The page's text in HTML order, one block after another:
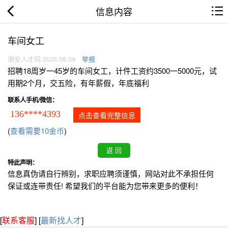
信息内容
车间女工
潮安人才网 2026.08.09 举报
招聘18周岁一45岁的车间女工，计件工资约3500一5000元，试
用期2个月，交五险，有年薪假，年底福利
联系人手机/微信：
136****4393 点击查看完整信息
(查看需要10金币)
特此声明：
信息真伪请自行辨别，求职应聘须谨慎，网站对此不承担任何
保证或连带责任! 希望我们的平台能为您带来更多的便利！
[联系客服] [最新找人才]